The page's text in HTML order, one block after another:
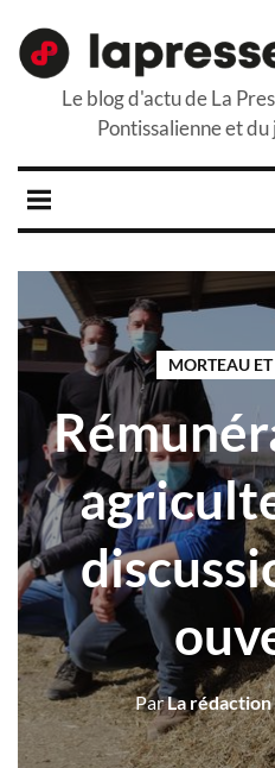
Le blog d'actu de La
Pontissalienne et
MORTEAU
ParLa rédaction